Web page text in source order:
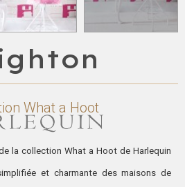
What a Hoot
la collection What a Hoot de Harlequin
et charmante des maisons de